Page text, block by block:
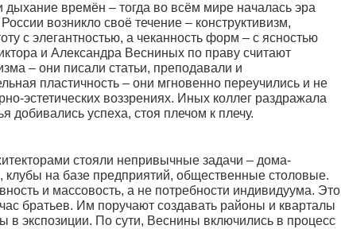
времён – тогда во всём мире началась эра
возникло своё течение – конструктивизм,
с элегантностью, а чеканность форм – с ясностью
и Александра Весниных по праву считают
– они писали статьи, преподавали и
пластичность – они мгновенно переучились и не
эстетических воззрениях. Иных коллег раздражала
добивались успеха, стоя плечом к плечу.
стояли непривычные задачи – дома-
клубы на базе предприятий, общественные столовые.
и массовость, а не потребности индивидуума. Это
братьев. Им поручают создавать районы и кварталы
в экспозиции. По сути, Веснины включились в процесс